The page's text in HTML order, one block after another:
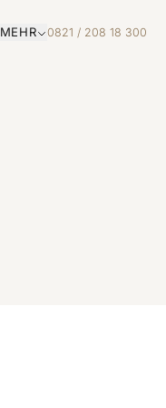
MEHR 0821 / 208 18 300